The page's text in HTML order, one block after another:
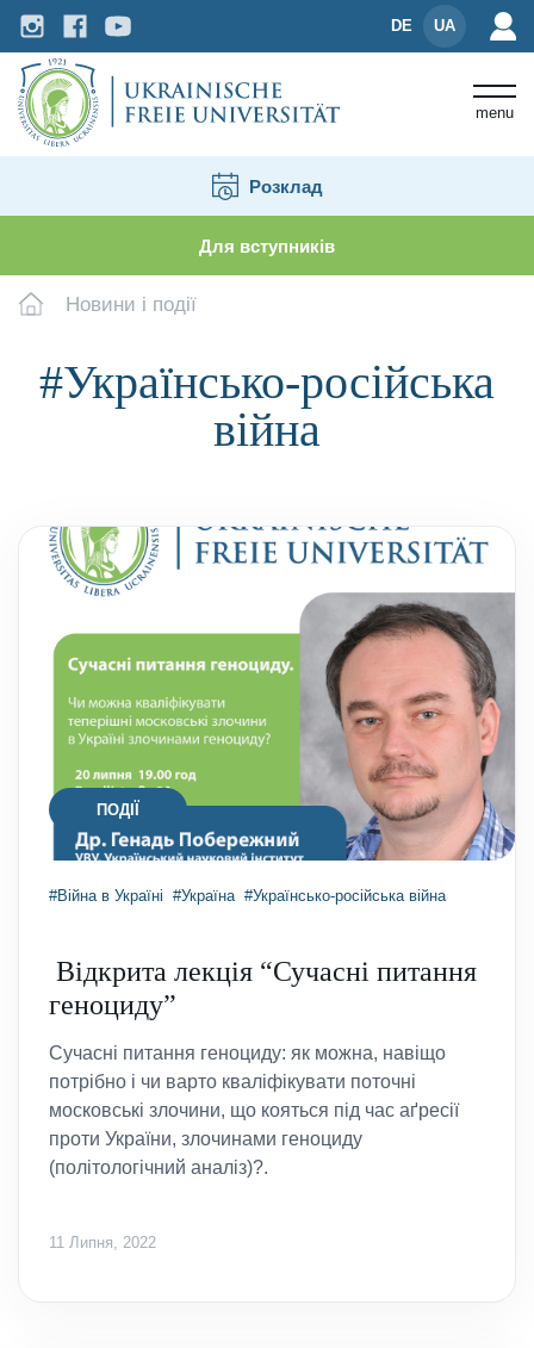
DE UA
menu
Розклад
Для вступників
Новини і події
#Українсько-російська
війна
ПОДІЇ
#Війна в Україні #Україна #Українсько-російська війна
Відкрита лекція “Сучасні питання
геноциду”
Сучасні питання геноциду: як можна, навіщо
потрібно і чи варто кваліфікувати поточні
московські злочини, що кояться під час аґресії
проти України, злочинами геноциду
(політологічний аналіз)?.
11 Липня, 2022